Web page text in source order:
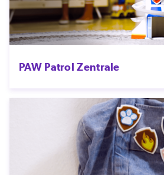
PAW Patrol Zentrale